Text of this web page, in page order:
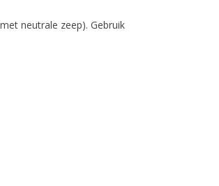
neutrale zeep). Gebruik